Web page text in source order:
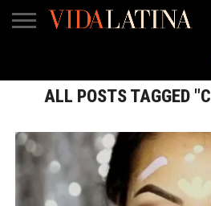
TV
ALL POSTS TAGGED